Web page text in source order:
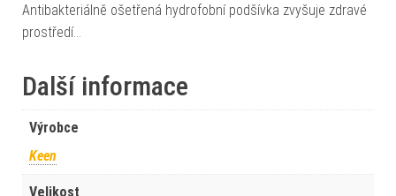
Antibakteriálně ošetřená hydrofobní podšívka zvyšuje zdravé
prostředí…
Další informace
Výrobce
Keen
Velikost